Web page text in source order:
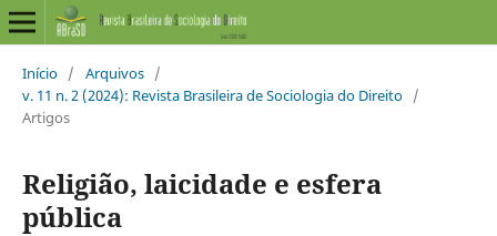
Início / Arquivos /
v. 11 n. 2 (2024): Revista Brasileira de Sociologia do Direito /
Artigos
Religião, laicidade e esfera
pública